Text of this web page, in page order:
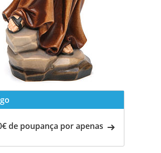
de poupança por apenas